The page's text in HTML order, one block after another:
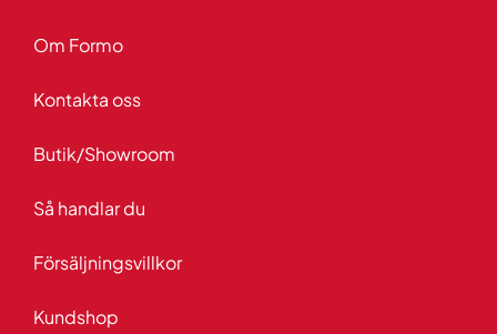
Om Formo
Kontakta oss
Butik/Showroom
Så handlar du
Försäljningsvillkor
Kundshop